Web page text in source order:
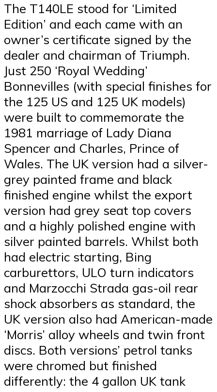
The T140LE stood for ‘Limited
Edition’ and each came with an
owner’s certificate signed by the
dealer and chairman of Triumph.
Just 250 ‘Royal Wedding’
Bonnevilles (with special finishes for
the 125 US and 125 UK models)
were built to commemorate the
1981 marriage of Lady Diana
Spencer and Charles, Prince of
Wales. The UK version had a silver-
grey painted frame and black
finished engine whilst the export
version had grey seat top covers
and a highly polished engine with
silver painted barrels. Whilst both
had electric starting, Bing
carburettors, ULO turn indicators
and Marzocchi Strada gas-oil rear
shock absorbers as standard, the
UK version also had American-made
‘Morris’ alloy wheels and twin front
discs. Both versions’ petrol tanks
were chromed but finished
differently: the 4 gallon UK tank